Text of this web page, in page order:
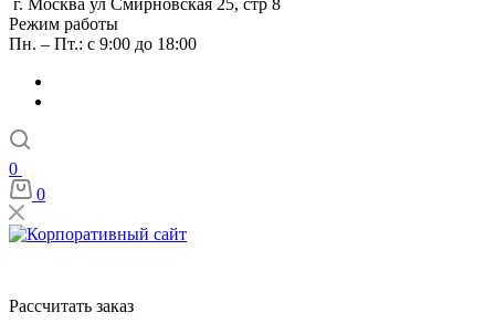
г. Москва ул Смирновская 25, стр 8
Режим работы
Пн. – Пт.: с 9:00 до 18:00
0
0
Рассчитать заказ